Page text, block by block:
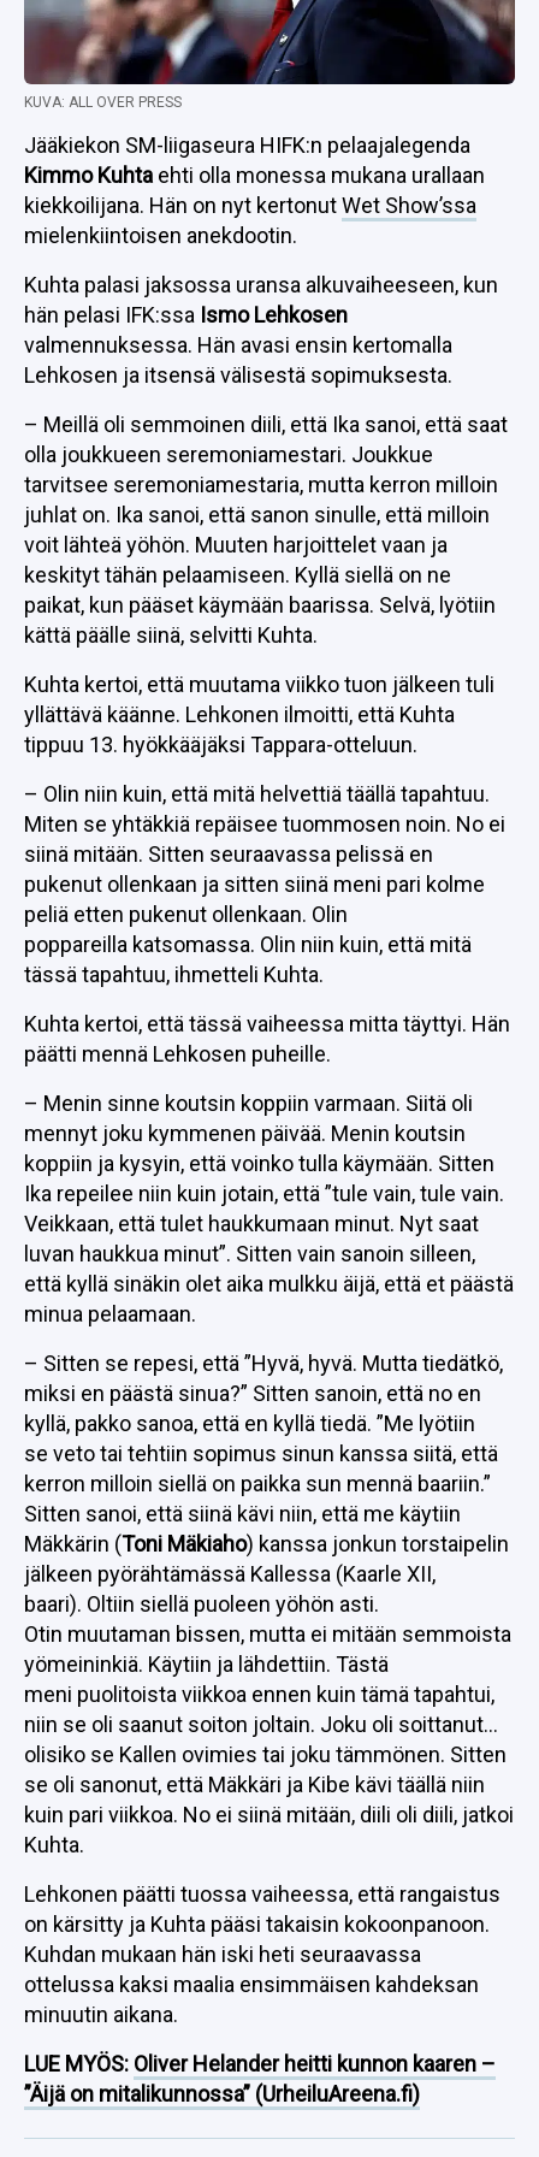
KUVA: ALL OVER PRESS
Jääkiekon SM-liigaseura HIFK:n pelaajalegenda
Kimmo Kuhta ehti olla monessa mukana urallaan
kiekkoilijana. Hän on nyt kertonutWet Show’ssa
mielenkiintoisen anekdootin.
Kuhta palasi jaksossa uransa alkuvaiheeseen, kun
hän pelasi IFK:ssa Ismo Lehkosen
valmennuksessa. Hän avasi ensin kertomalla
Lehkosen ja itsensä välisestä sopimuksesta.
– Meillä oli semmoinen diili, että Ika sanoi, että saat
olla joukkueen seremoniamestari. Joukkue
tarvitsee seremoniamestaria, mutta kerron milloin
juhlat on. Ika sanoi, että sanon sinulle, että milloin
voit lähteä yöhön. Muuten harjoittelet vaan ja
keskityt tähän pelaamiseen. Kyllä siellä on ne
paikat, kun pääset käymään baarissa. Selvä, lyötiin
kättä päälle siinä, selvitti Kuhta.
Kuhta kertoi, että muutama viikko tuon jälkeen tuli
yllättävä käänne. Lehkonen ilmoitti, että Kuhta
tippuu 13. hyökkääjäksi Tappara-otteluun.
– Olin niin kuin, että mitä helvettiä täällä tapahtuu.
Miten se yhtäkkiä repäisee tuommosen noin. No ei
siinä mitään. Sitten seuraavassa pelissä en
pukenut ollenkaan ja sitten siinä meni pari kolme
peliä etten pukenut ollenkaan. Olin
poppareilla katsomassa. Olin niin kuin, että mitä
tässä tapahtuu, ihmetteli Kuhta.
Kuhta kertoi, että tässä vaiheessa mitta täyttyi. Hän
päätti mennä Lehkosen puheille.
– Menin sinne koutsin koppiin varmaan. Siitä oli
mennyt joku kymmenen päivää. Menin koutsin
koppiin ja kysyin, että voinko tulla käymään. Sitten
Ika repeilee niin kuin jotain, että ”tule vain, tule vain.
Veikkaan, että tulet haukkumaan minut. Nyt saat
luvan haukkua minut”. Sitten vain sanoin silleen,
että kyllä sinäkin olet aika mulkku äijä, että et päästä
minua pelaamaan.
– Sitten se repesi, että ”Hyvä, hyvä. Mutta tiedätkö,
miksi en päästä sinua?” Sitten sanoin, että no en
kyllä, pakko sanoa, että en kyllä tiedä. ”Me lyötiin
se veto tai tehtiin sopimus sinun kanssa siitä, että
kerron milloin siellä on paikka sun mennä baariin.”
Sitten sanoi, että siinä kävi niin, että me käytiin
Mäkkärin (Toni Mäkiaho) kanssa jonkun torstaipelin
jälkeen pyörähtämässä Kallessa (Kaarle XII,
baari). Oltiin siellä puoleen yöhön asti.
Otin muutaman bissen, mutta ei mitään semmoista
yömeininkiä. Käytiin ja lähdettiin. Tästä
meni puolitoista viikkoa ennen kuin tämä tapahtui,
niin se oli saanut soiton joltain. Joku oli soittanut…
olisiko se Kallen ovimies tai joku tämmönen. Sitten
se oli sanonut, että Mäkkäri ja Kibe kävi täällä niin
kuin pari viikkoa. No ei siinä mitään, diili oli diili, jatkoi
Kuhta.
Lehkonen päätti tuossa vaiheessa, että rangaistus
on kärsitty ja Kuhta pääsi takaisin kokoonpanoon.
Kuhdan mukaan hän iski heti seuraavassa
ottelussa kaksi maalia ensimmäisen kahdeksan
minuutin aikana.
LUE MYÖS: Oliver Helander heitti kunnon kaaren –
”Äijä on mitalikunnossa” (UrheiluAreena.fi)